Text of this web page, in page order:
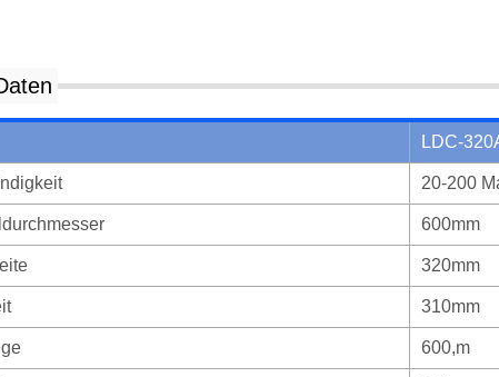
LDC-
20-200
600mm
320mm
310mm
600,m